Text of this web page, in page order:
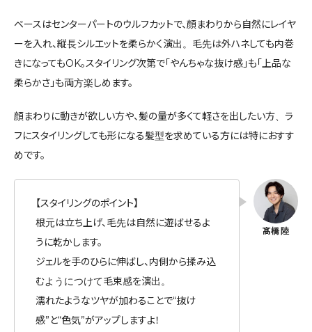
ベースはセンターパートのウルフカットで、顔まわりから自然にレイヤ
ーを入れ、縦長シルエットを柔らかく演出。毛先は外ハネしても内巻
きになってもOK。スタイリング次第で「やんちゃな抜け感」も「上品な
柔らかさ」も両方楽しめます。
顔まわりに動きが欲しい方や、髪の量が多くて軽さを出したい方、ラ
フにスタイリングしても形になる髪型を求めている方には特におすす
めです。
【スタイリングのポイント】
根元は立ち上げ、毛先は自然に遊ばせるよ
うに乾かします。
ジェルを手のひらに伸ばし、内側から揉み込
むようにつけて毛束感を演出。
濡れたようなツヤが加わることで“抜け
感”と“色気”がアップしますよ！